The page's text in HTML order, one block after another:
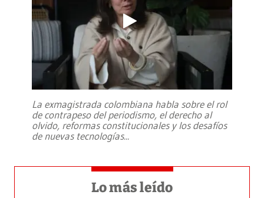
La exmagistrada colombiana habla sobre el rol
de contrapeso del periodismo, el derecho al
olvido, reformas constitucionales y los desafíos
de nuevas tecnologías...
Lo más leído